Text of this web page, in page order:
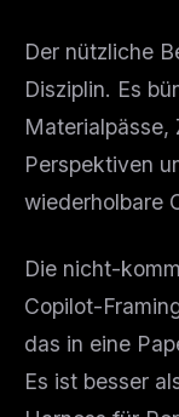
Der nützliche
Disziplin. Es
Materialpässe,
Perspektiven
wiederholbare
Die nicht-
Copilot-
das in eine
Es ist besser